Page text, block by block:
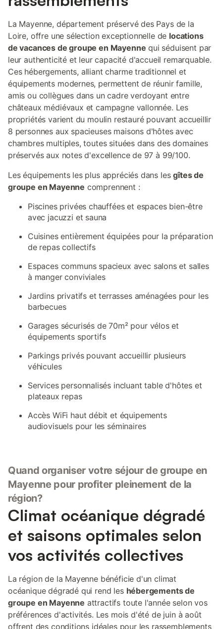
La Mayenne, département préservé des Pays de la
Loire, offre une sélection exceptionnelle de locations
de vacances de groupe en Mayenne qui séduisent par
leur authenticité et leur capacité d'accueil remarquable.
Ces hébergements, alliant charme traditionnel et
équipements modernes, permettent de réunir famille,
amis ou collègues dans un cadre verdoyant entre
châteaux médiévaux et campagne vallonnée. Les
propriétés varient du moulin restauré pouvant accueillir
8 personnes aux spacieuses maisons d'hôtes avec
chambres multiples, toutes situées dans des domaines
préservés aux notes d'excellence de 97 à 99/100.
Les équipements les plus appréciés dans lesgîtes de
groupe en Mayenne comprennent :
Piscines privées chauffées et espaces bien-être
avec jacuzzi et sauna
Cuisines entièrement équipées pour la préparation
de repas collectifs
Espaces communs spacieux avec salons et salles
à manger conviviales
Jardins privatifs et terrasses aménagées pour les
barbecues
Garages sécurisés de 70m² pour vélos et
équipements sportifs
Parkings privés pouvant accueillir plusieurs
véhicules
Services personnalisés incluant table d'hôtes et
plateaux repas
Accès WiFi haut débit et équipements
audiovisuels pour les séminaires
Quand organiser votre séjour de groupe en
Mayenne pour profiter pleinement de la
région?
Climat océanique dégradé
et saisons optimales selon
vos activités collectives
La région de la Mayenne bénéficie d'un climat
océanique dégradé qui rend les hébergements de
groupe en Mayenne attractifs toute l'année selon vos
préférences d'activités. Les mois d'été de juin à août
offrent des conditions idéales pour les rassemblements